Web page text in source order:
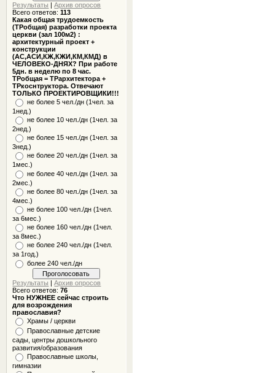
Результаты |Архив опросов
Всего ответов:113
Какая общая трудоемкость
(ТРобщая) разработки проекта
церкви (зал 100м2) :
архитектурный проект +
конструкции
(АС,АСИ,КЖ,КЖИ,КМ,КМД) в
ЧЕЛОВЕКО-ДНЯХ? При работе
5дн. в неделю по 8 час.
ТРобщая = ТРархитектора +
ТРкоснтруктора. Отвечают
ТОЛЬКО ПРОЕКТИРОВЩИКИ!!!
не более 5 чел./дн (1чел. за
1нед.)
не более 10 чел./дн (1чел. за
2нед.)
не более 15 чел./дн (1чел. за
3нед.)
не более 20 чел./дн (1чел. за
1мес.)
не более 40 чел./дн (1чел. за
2мес.)
не более 80 чел./дн (1чел. за
4мес.)
не более 100 чел./дн (1чел.
за 6мес.)
не более 160 чел./дн (1чел.
за 8мес.)
не более 240 чел./дн (1чел.
за 1год.)
более 240 чел./дн
Результаты |Архив опросов
Всего ответов:76
Что НУЖНЕЕ сейчас строить
для возрождения
православия?
Храмы / церкви
Православные детские
сады, центры дошкольного
развития/образования
Православные школы,
гимназии